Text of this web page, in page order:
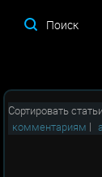
Сортировать
комментариям |